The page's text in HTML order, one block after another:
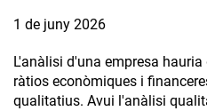
1 de juny 2026
L'anàlisi d'una empresa
ràtios econòmiques i
qualitatius. Avui l'anàlisi